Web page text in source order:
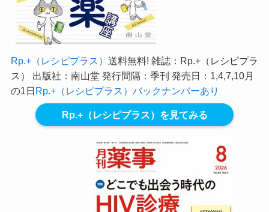
Rp.+（レシピプラス） 送料無料! 雑誌：Rp.+（レシピプラ
ス） 出版社：南山堂 発行間隔：季刊 発売日：1,4,7,10月
の1日Rp.+（レシピプラス）バックナンバーあり
Rp.+（レシピプラス）を見てみる